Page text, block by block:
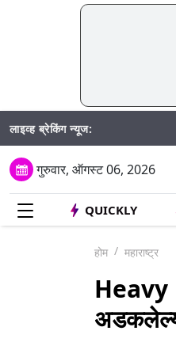
लाइव्ह ब्रेकिंग न्यूज:
गुरुवार, ऑगस्ट 06, 2026
QUICKLY
होम महाराष्ट्र
Heavy